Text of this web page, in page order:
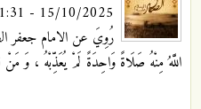
15/10/2025 - 11:31
رُوِيَ عن الامام جعفر
اللَّهُ‏ مِنْهُ‏ صَلَاةً وَاحِدَةً لَمْ يُعَذِّبْهُ ، وَ